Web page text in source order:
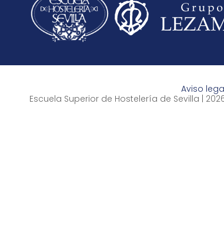
Aviso
Escuela Superior de Hostelería de Sevilla |